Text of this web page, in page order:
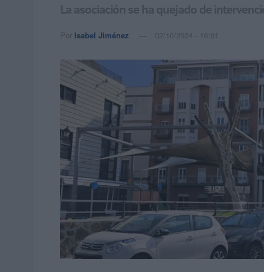
La asociación se ha quejado de
Por Isabel Jiménez 02/10/2024 - 16:01